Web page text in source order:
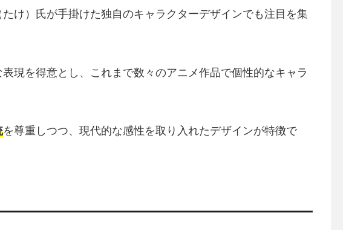
たけ）氏が手掛けた独自のキャラクターデザインでも注目を集
現を得意とし、これまで数々のアニメ作品で個性的なキャラ
を尊重しつつ、現代的な感性を取り入れたデザインが特徴で